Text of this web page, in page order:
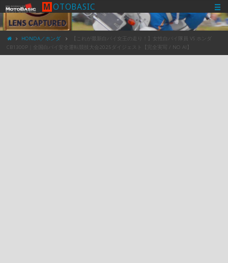
M OTOBASIC
HONDA／ホンダ
【これが最新白バイ女王の走り！】女性白バイ隊員 VS ホンダ
CB1300P｜全国白バイ安全運転競技大会2025ダイジェスト【完全実写 / NO AI】